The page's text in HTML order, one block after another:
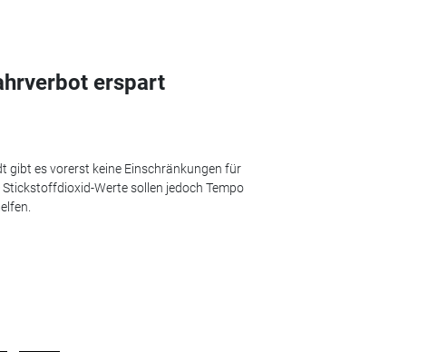
erspart
gibt es vorerst keine Einschränkungen für
Werte sollen jedoch Tempo